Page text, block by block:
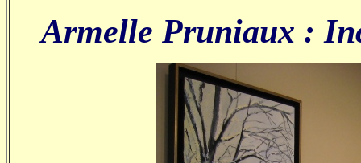
Armelle Pruniaux :